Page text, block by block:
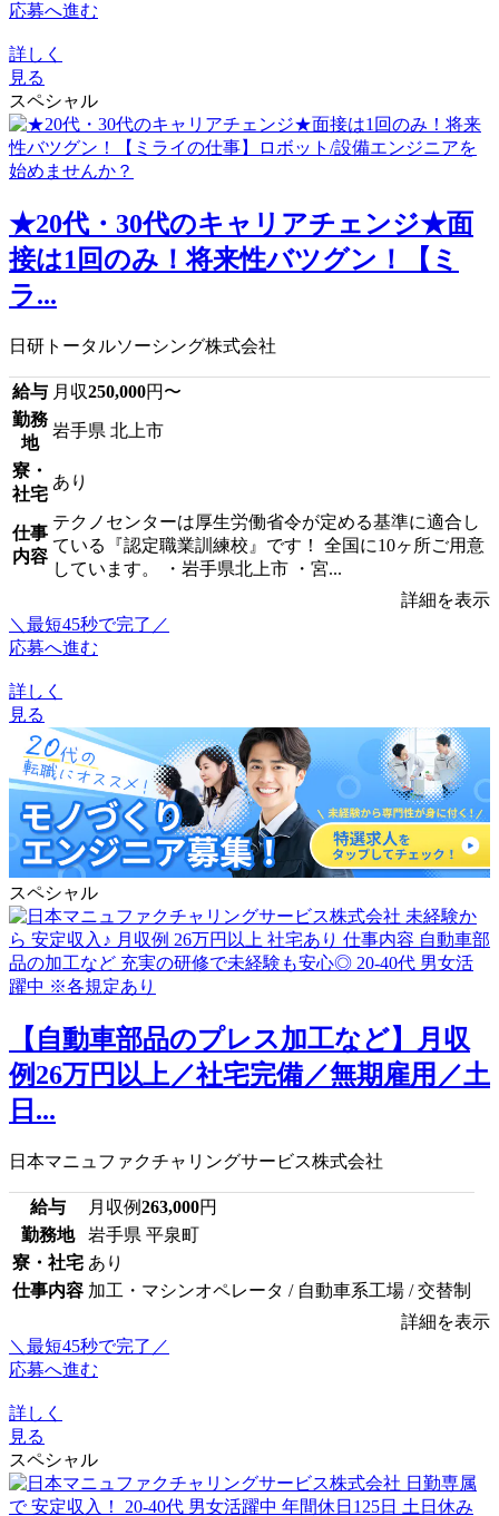
応募へ進む
詳しく
見る
スペシャル
★20代・30代のキャリアチェンジ★面
接は1回のみ！将来性バツグン！【ミ
ラ...
日研トータルソーシング株式会社
給与 月収250,000円〜
勤務
地
岩手県 北上市
寮・
社宅
あり
仕事
内容
テクノセンターは厚生労働省令が定める基準に適合し
ている『認定職業訓練校』です！ 全国に10ヶ所ご用意
しています。 ・岩手県北上市 ・宮...
詳細を表示
＼最短45秒で完了／
応募へ進む
詳しく
見る
スペシャル
【自動車部品のプレス加工など】月収
例26万円以上／社宅完備／無期雇用／土
日...
日本マニュファクチャリングサービス株式会社
給与 月収例263,000円
勤務地
岩手県 平泉町
寮・社宅 あり
仕事内容 加工・マシンオペレータ / 自動車系工場 / 交替制
詳細を表示
＼最短45秒で完了／
応募へ進む
詳しく
見る
スペシャル